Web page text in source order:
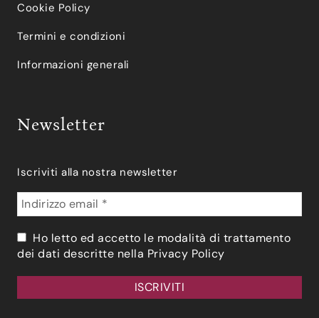
Cookie Policy
Termini e condizioni
Informazioni generali
Newsletter
Iscriviti alla nostra newsletter
Ho letto ed accetto le modalità di trattamento
dei dati descritte nella Privacy Policy